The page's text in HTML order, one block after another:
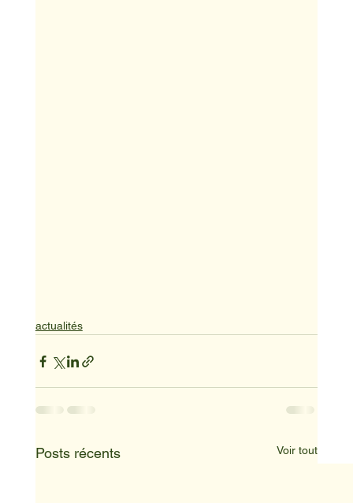
actualités
Posts récents Voir tout